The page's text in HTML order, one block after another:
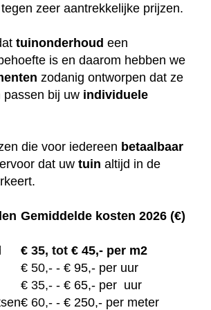
zeer aantrekkelijke prijzen.
tuinonderhoud een
is en daarom hebben we
zodanig ontworpen dat ze
passen bij uw individuele
die voor iedereen betaalbaar
dat uw tuin altijd in de
Gemiddelde kosten 2026 (€)
€ 35, tot € 45,- per m2
€ 50,- - € 95,- per uur
€ 35,- - € 65,- per uur
€ 60,- - € 250,- per meter